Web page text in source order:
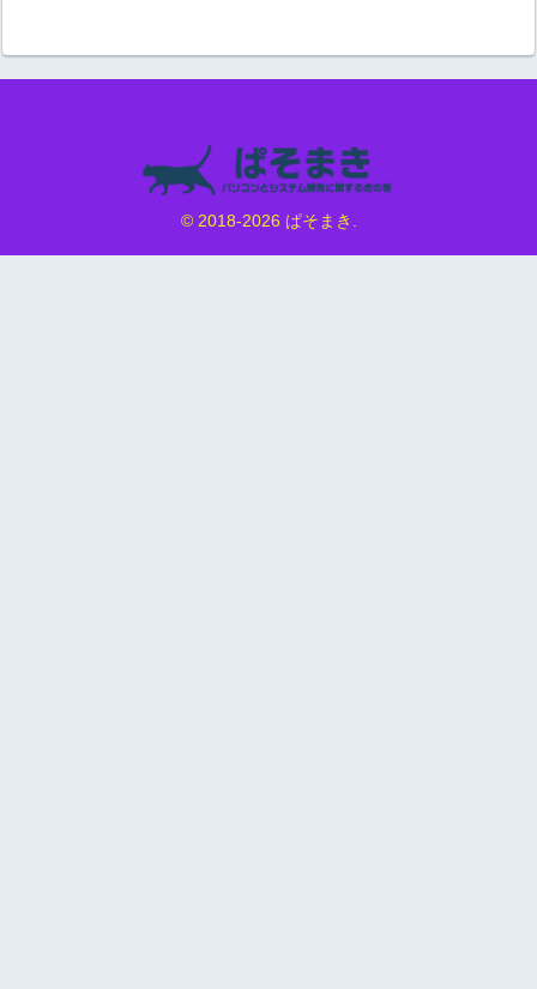
© 2018-2026 ぱそまき.